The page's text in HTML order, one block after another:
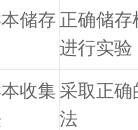
储存 正确储
进行实验
收集 采取正
法